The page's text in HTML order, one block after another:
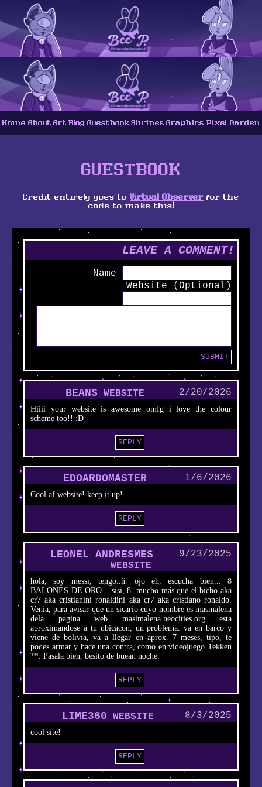
Home About Art Blog Guestbook Shrines Graphics Pixel Garden
GUESTBOOK
Credit entirely goes to Virtual Observer for the
code to make this!
LEAVE A COMMENT!
Name
Website (Optional)
BEANS 2/20/2026
WEBSITE
Hiiii your website is awesome omfg i love the colour
scheme too!! :D
REPLY
EDOARDOMASTER 1/6/2026
Cool af website! keep it up!
REPLY
LEONEL ANDRESMES
9/23/2025
WEBSITE
hola, soy messi, tengo..ñ. ojo eh, escucha bien... 8
BALONES DE ORO... sisi, 8. mucho más que el bicho aka
cr7 aka cristianini ronaldini aka cr7 aka cristiano ronaldo.
Venia, para avisar que un sicario cuyo nombre es masmalena
dela pagina web masimalena.neocities.org esta
aproximandose a tu ubicacon, un problema. va en barco y
viene de bolivia, va a llegar en aprox. 7 meses, tipo, te
podes armar y hace una contra, como en videojuego Tekken
™. Pasala bien, besito de buean noche.
REPLY
LIME360 8/3/2025
WEBSITE
cool site!
REPLY